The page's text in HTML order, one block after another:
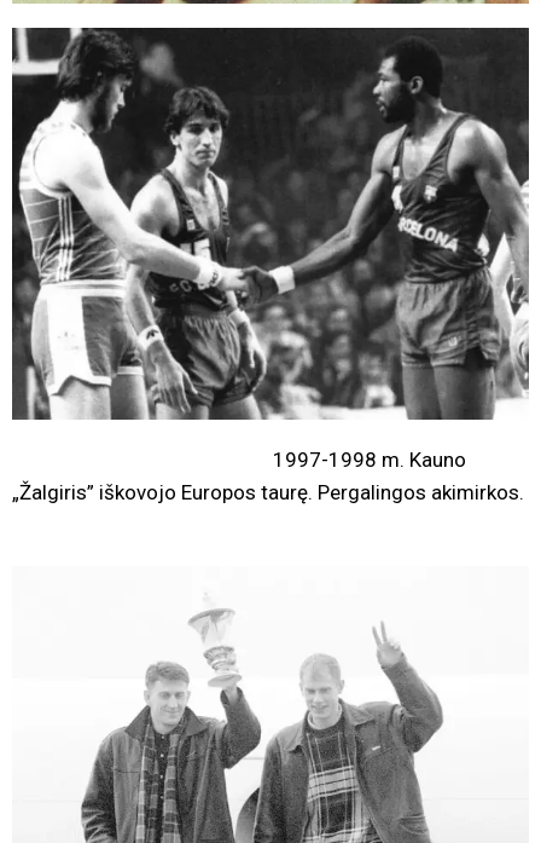
1997-1998 m. Kauno
„Žalgiris” iškovojo Europos taurę. Pergalingos akimirkos.